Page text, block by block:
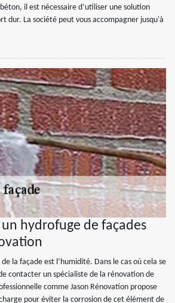
il est nécessaire d’utiliser une solution
dur. La société peut vous accompagner jusqu'à
hydrofuge de façades
la façade est l’humidité. Dans le cas où cela se
contacter un spécialiste de la rénovation de
comme Jason Rénovation propose
pour éviter la corrosion de cet élément de